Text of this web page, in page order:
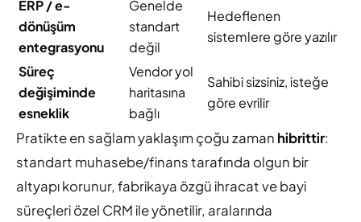
ERP / e-
dönüşüm
entegrasyonu
Genelde
standart
değil
Hedeflenen
sistemlere göre yazılır
Süreç
değişiminde
esneklik
Vendor yol
haritasına
bağlı
Sahibi sizsiniz, isteğe
göre evrilir
Pratikte en sağlam yaklaşım çoğu zaman hibrittir:
standart muhasebe/finans tarafında olgun bir
altyapı korunur, fabrikaya özgü ihracat ve bayi
süreçleri özel CRM ile yönetilir, aralarında